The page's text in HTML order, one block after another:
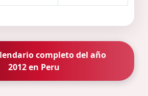
completo del año
2012 en Peru